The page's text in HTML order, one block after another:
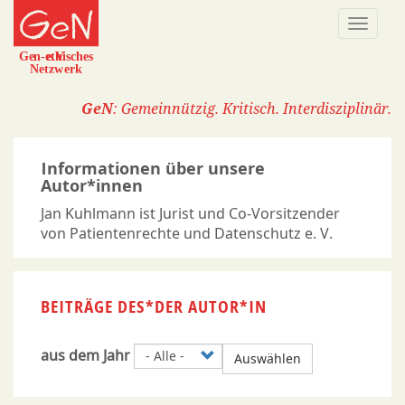
Direkt
zum
Inhalt
GeN: Gemeinnützig. Kritisch. Interdisziplinär.
Informationen über unsere
Autor*innen
Jan Kuhlmann ist Jurist und Co-Vorsitzender
von Patientenrechte und Datenschutz e. V.
BEITRÄGE DES*DER AUTOR*IN
aus dem Jahr Auswählen